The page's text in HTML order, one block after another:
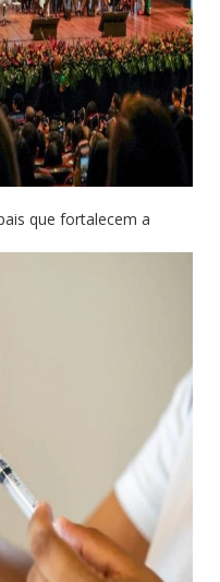
que fortalecem a